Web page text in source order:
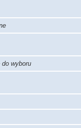
wyboru